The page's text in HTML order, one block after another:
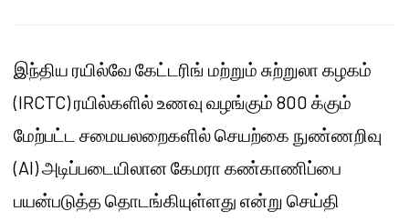
இந்திய ரயில்வே கேட்டரிங் மற்றும் சுற்றுலா கழகம்
(IRCTC) ரயில்களில் உணவு வழங்கும் 800 க்கும்
மேற்பட்ட சமையலறைகளில் செயற்கை நுண்ணறிவு
(AI) அடிப்படையிலான கேமரா கண்காணிப்பை
பயன்படுத்த தொடங்கியுள்ளது என்று செய்தி